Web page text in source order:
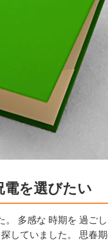
を選びたい
。 多感な 時期を 過ご
していました。 思春